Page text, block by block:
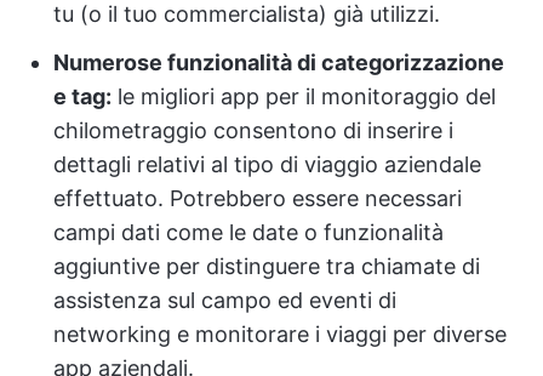
tu (o il tuo commercialista) già utilizzi.
Numerose funzionalità di categorizzazione
e tag: le migliori app per il monitoraggio del
chilometraggio consentono di inserire i
dettagli relativi al tipo di viaggio aziendale
effettuato. Potrebbero essere necessari
campi dati come le date o funzionalità
aggiuntive per distinguere tra chiamate di
assistenza sul campo ed eventi di
networking e monitorare i viaggi per diverse
app aziendali.